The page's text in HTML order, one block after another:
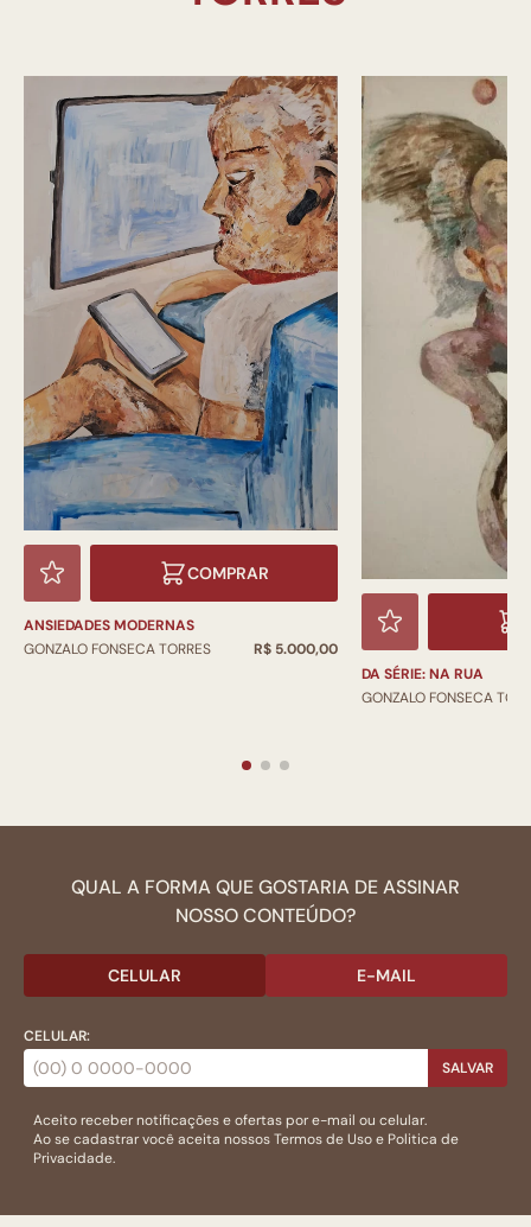
COMPRAR
ANSIEDADES MODERNAS
GONZALO FONSECA TORRES
R$ 5.000,00
DA SÉRIE: NA RUA
GONZALO FONSECA
QUAL A FORMA QUE GOSTARIA DE ASSINAR
NOSSO CONTEÚDO?
CELULAR E-MAIL
CELULAR:
SALVAR
Aceito receber notificações e ofertas por e-mail ou celular.
Ao se cadastrar você aceita nossosTermos de Usoe Politica de
Privacidade.